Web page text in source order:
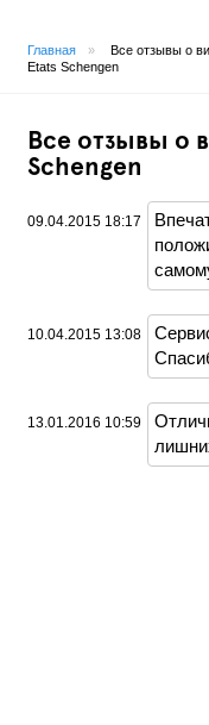
Главная »
Все отзывы о
Etats Schengen
Все отзывы о
Schengen
09.04.2015 18:17
10.04.2015 13:08
13.01.2016 10:59